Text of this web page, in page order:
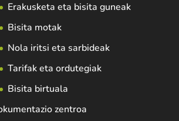
Erakusketa eta bisita guneak
Bisita motak
Nola iritsi eta sarbideak
Tarifak eta ordutegiak
Bisita birtuala
zentroa